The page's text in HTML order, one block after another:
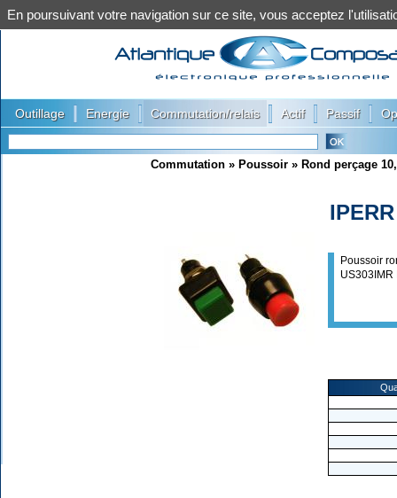
Outillage Energie Commutation/relais Actif Passif
Commutation » Poussoir » Rond perçage
IPERR
Poussoir
US303IMR
En poursuivant votre navigation sur ce site, vous acceptez